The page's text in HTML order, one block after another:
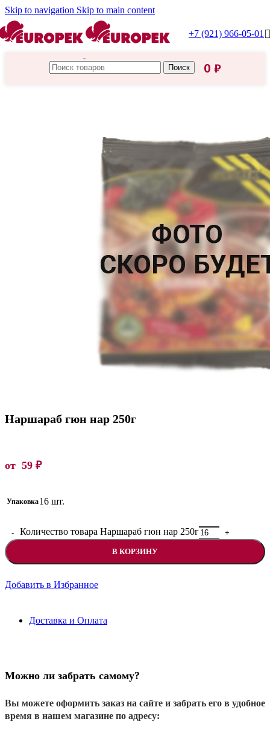
Skip to navigation Skip to main content
+7 (921) 966-05-01
Поиск 0 ₽
Наршараб гюн нар 250г
от 59 ₽
Упаковка16 шт.
Количество товара Наршараб гюн нар 250г
В КОРЗИНУ
Добавить в Избранное
Доставка и Оплата
Можно ли забрать самому?
Вы можете оформить заказ на сайте и забрать его в удобное
время в нашем магазине по адресу: